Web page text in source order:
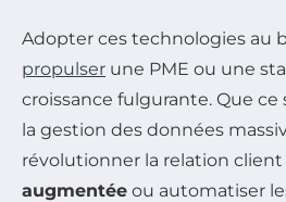
Adopter ces technologies au
propulser une PME ou une
croissance fulgurante. Que
la gestion des données
révolutionner la relation client
augmentée ou automatiser